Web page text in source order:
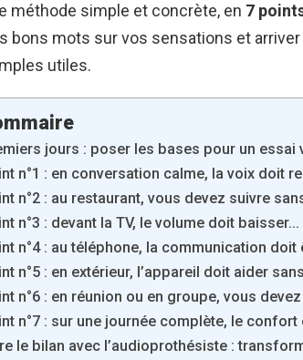
méthode simple et concrète, en 7
bons mots sur vos sensations et
utiles.
jours : poser les bases pour un essai
n°1 : en conversation calme, la voix doit
n°2 : au restaurant, vous devez suivre
n°3 : devant la TV, le volume doit
n°4 : au téléphone, la communication
n°5 : en extérieur, l’appareil doit aider
n°6 : en réunion ou en groupe, vous
n°7 : sur une journée complète, le
le bilan avec l’audioprothésiste :